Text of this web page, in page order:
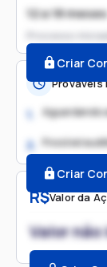
R$Valor da
Valor
12 a 18 meses
Processo
Criar
Prováveis
1. Aguardando
2. Possível
Criar